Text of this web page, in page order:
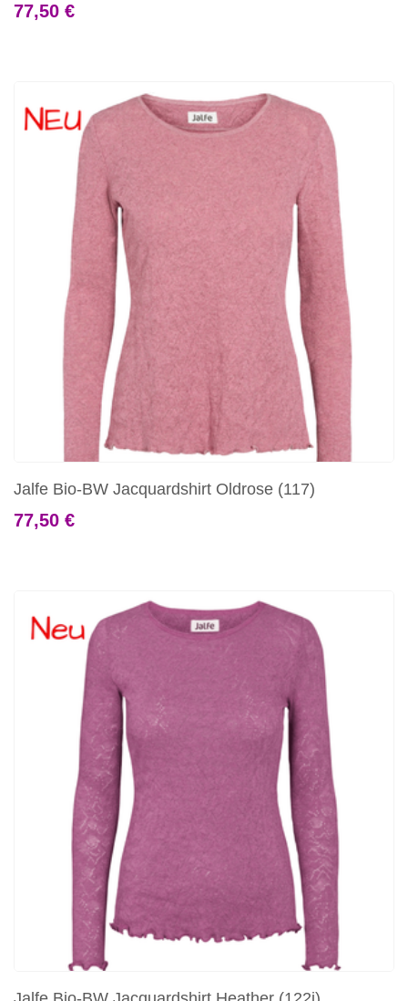
77,50 €
Jalfe Bio-BW Jacquardshirt Oldrose (117)
77,50 €